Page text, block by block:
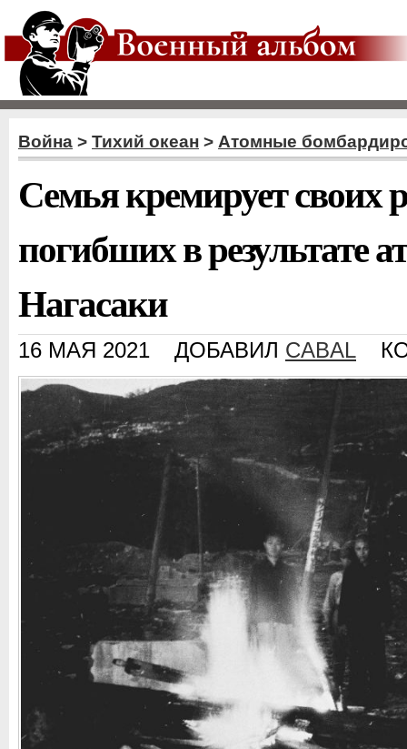
Война > Тихий океан > Атомные
Семья кремирует своих
погибших в результате
Нагасаки
16 МАЯ 2021 ДОБАВИЛ CABAL